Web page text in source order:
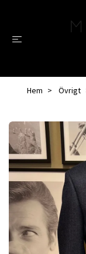
Hem Övrigt